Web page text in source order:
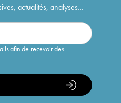
actualités, analyses...
afin de recevoir des